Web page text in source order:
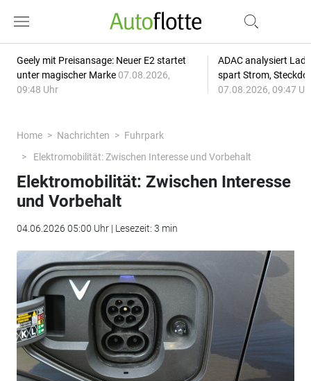
Geely mit Preisansage: Neuer E2 startet
unter magischer Marke 07.08.2026,
09:48 Uhr
ADAC analysiert
spart Strom,
07.08.2026, 09:47
Home Nachrichten
Fuhrpark
Elektromobilität: Zwischen Interesse und Vorbehalt
Elektromobilität: Zwischen Interesse
und Vorbehalt
04.06.2026 05:00 Uhr | Lesezeit: 3 min